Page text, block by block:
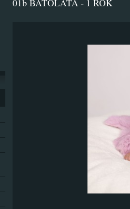
01b BATOLATA - 1 ROK